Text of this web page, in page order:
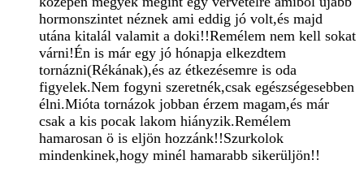
hormonszintet néznek ami eddig jó volt,és majd
utána kitalál valamit a doki!!Remélem nem kell sokat
várni!Én is már egy jó hónapja elkezdtem
tornázni(Rékának),és az étkezésemre is oda
figyelek.Nem fogyni szeretnék,csak egészségesebben
élni.Mióta tornázok jobban érzem magam,és már
csak a kis pocak lakom hiányzik.Remélem
hamarosan ö is eljön hozzánk!!Szurkolok
mindenkinek,hogy minél hamarabb sikerüljön!!